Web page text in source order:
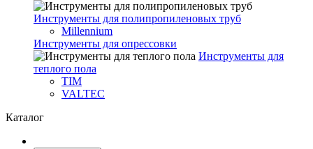
Инструменты для полипропиленовых труб
Millennium
Инструменты для опрессовки
Инструменты для
теплого пола
TIM
VALTEC
Каталог